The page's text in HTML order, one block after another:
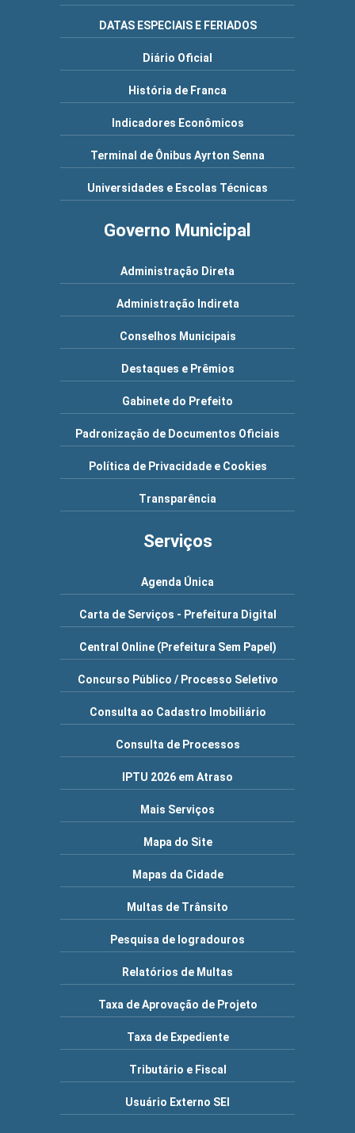
DATAS ESPECIAIS E FERIADOS
Diário Oficial
História de Franca
Indicadores Econômicos
Terminal de Ônibus Ayrton Senna
Universidades e Escolas Técnicas
Governo Municipal
Administração Direta
Administração Indireta
Conselhos Municipais
Destaques e Prêmios
Gabinete do Prefeito
Padronização de Documentos Oficiais
Política de Privacidade e Cookies
Transparência
Serviços
Agenda Única
Carta de Serviços - Prefeitura Digital
Central Online (Prefeitura Sem Papel)
Concurso Público / Processo Seletivo
Consulta ao Cadastro Imobiliário
Consulta de Processos
IPTU 2026 em Atraso
Mais Serviços
Mapa do Site
Mapas da Cidade
Multas de Trânsito
Pesquisa de logradouros
Relatórios de Multas
Taxa de Aprovação de Projeto
Taxa de Expediente
Tributário e Fiscal
Usuário Externo SEI